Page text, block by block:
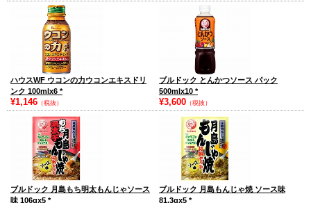
ハウスWF ウコンの力ウコンエキスドリ
ンク 100mlx6 *
¥1,146 （税抜）
ブルドック とんかつソース パック
500mlx10 *
¥3,600 （税抜）
ブルドック 月島もち明太もんじゃソース
味 106gx5 *
ブルドック 月島もんじゃ焼 ソース味
81.3gx5 *